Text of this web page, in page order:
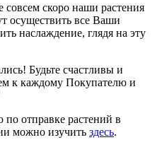
совсем скоро наши растения
осуществить все Ваши
наслаждение, глядя на эту
Будьте счастливы и
к каждому Покупателю и
отправке растений в
можно изучить здесь.